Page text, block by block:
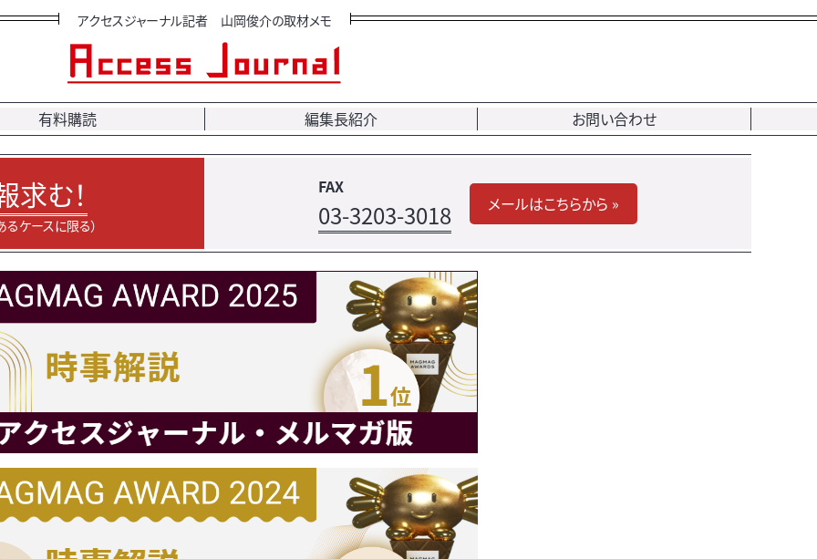
アクセスジャーナル記者 山岡俊介の取材メモ
有料購読 編集長紹介 お問い合わせ
求む！
ケースに限る）
FAX
03-3203-3018 メールはこちらから »